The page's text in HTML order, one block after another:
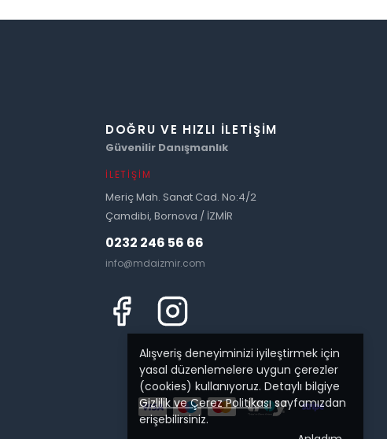
Alışveriş deneyiminizi iyileştirmek için
yasal düzenlemelere uygun çerezler
(cookies) kullanıyoruz. Detaylı bilgiye
Gizlilik ve Çerez Politikasısayfamızdan
erişebilirsiniz.
DOĞRU VE HIZLI İLETIŞIM
Güvenilir Danışmanlık
İLETIŞIM
Meriç Mah. Sanat Cad. No:4/2
Çamdibi, Bornova / İZMİR
0232 246 56 66
info@mdaizmir.com